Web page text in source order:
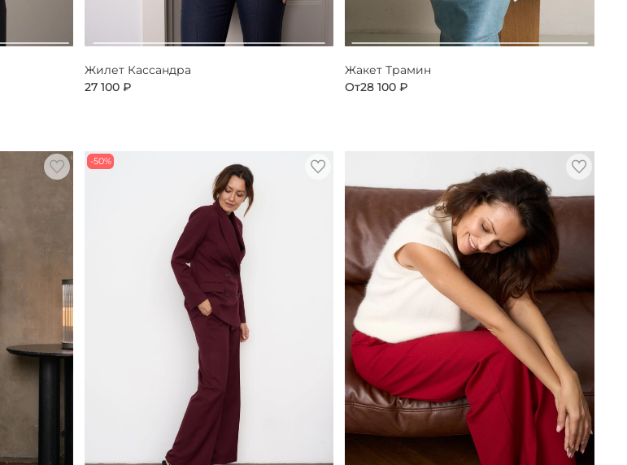
Жилет Кассандра
27 100 ₽
Жакет Трамин
От28 100 ₽
-50%